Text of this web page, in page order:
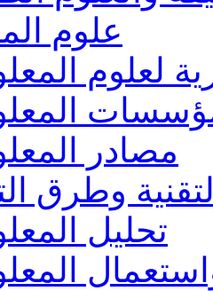
علوم
لعلوم
مصادر
وطرق
تحليل